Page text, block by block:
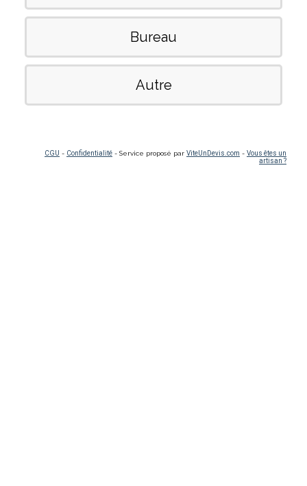
Bureau
Autre
CGU - Confidentialité - Service proposé par ViteUnDevis.com - Vous êtes un
artisan ?